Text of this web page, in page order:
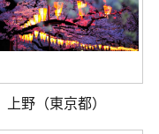
上野（東京都）